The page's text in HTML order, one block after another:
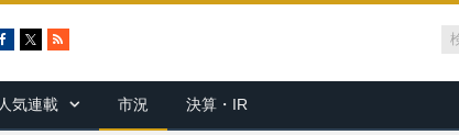
c
e
b
R
S
人気連載 市況 決算・IR